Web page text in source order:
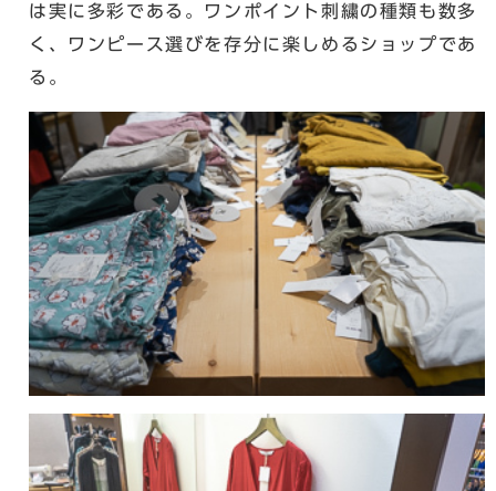
は実に多彩である。ワンポイント刺繍の種類も数多
く、ワンピース選びを存分に楽しめるショップであ
る。